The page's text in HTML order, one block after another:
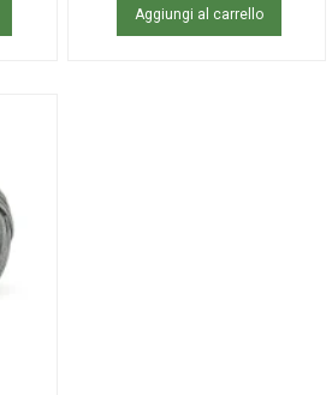
Aggiungi al carrello